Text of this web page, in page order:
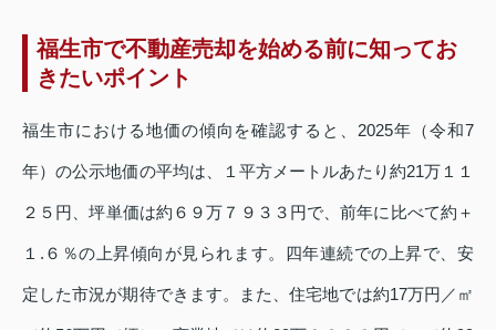
福生市で不動産売却を始める前に知ってお
きたいポイント
福生市における地価の傾向を確認すると、2025年（令和7
年）の公示地価の平均は、１平方メートルあたり約21万１１
２５円、坪単価は約６９万７９３３円で、前年に比べて約＋
１.６％の上昇傾向が見られます。四年連続での上昇で、安
定した市況が期待できます。また、住宅地では約17万円／㎡